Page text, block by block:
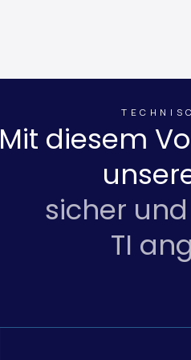
Mit diesem
sicher
TI